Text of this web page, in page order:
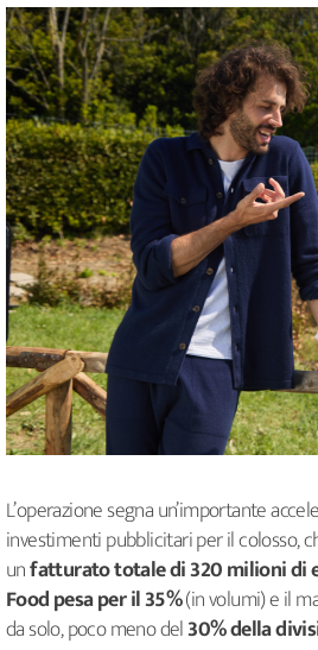
L’operazione segna un’importante
investimenti pubblicitari per il colosso,
unfatturato totale di 320 milioni di
Food pesa per il 35%(in volumi) e il
da solo, poco meno del30% della